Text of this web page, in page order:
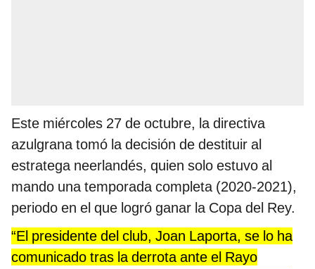
Este miércoles 27 de octubre, la directiva
azulgrana tomó la decisión de destituir al
estratega neerlandés, quien solo estuvo al
mando una temporada completa (2020-2021),
periodo en el que logró ganar la Copa del Rey.
“El presidente del club, Joan Laporta, se lo ha
comunicado tras la derrota ante el Rayo